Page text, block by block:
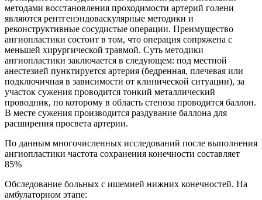
методами восстановления проходимости артерий голени
являются рентгенэндоваскулярные методики и
реконструктивные сосудистые операции. Преимущество
ангиопластики состоит в том, что операция сопряжена с
меньшей хирургической травмой. Суть методики
ангиопластики заключается в следующем: под местной
анестезией пунктируется артерия (бедренная, плечевая или
подключичная в зависимости от клинической ситуации), за
участок сужения проводится тонкий металлический
проводник, по которому в область стеноза проводится баллон.
В месте сужения производится раздувание баллона для
расширения просвета артерии.
По данным многочисленных исследований после выполнения
ангиопластики частота сохранения конечности составляет
85%
Обследование больных с ишемией нижних конечностей. На
амбулаторном этапе: